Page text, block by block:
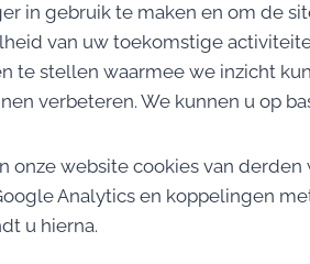
in gebruik te maken en om de
van uw toekomstige
te stellen waarmee we inzicht
verbeteren. We kunnen u op
onze website cookies van
Analytics en koppelingen
u hierna.